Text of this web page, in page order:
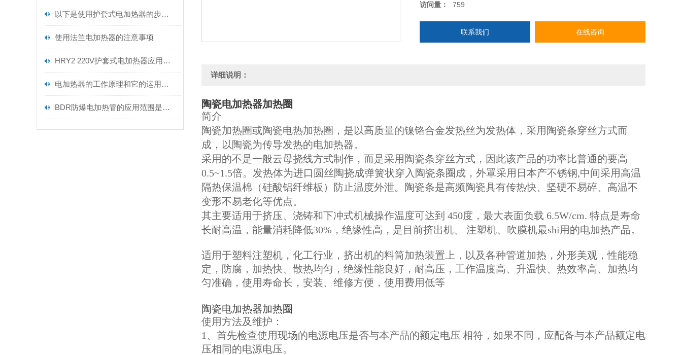
以下是使用护套式电加热器的步骤和注意事项
使用法兰电加热器的注意事项
HRY2 220V护套式电加热器应用解读
电加热器的工作原理和它的运用范围
BDR防爆电加热管的应用范围是尤为广泛的
访问量：
759
联系我们 在线咨询
详细说明：
陶瓷电加热器加热圈
简介
陶瓷加热圈或陶瓷电热加热圈，是以高质量的镍铬合金发热丝为发热体，采用陶瓷条穿丝方式而
成，以陶瓷为传导发热的电加热器。
采用的不是一般云母挠线方式制作，而是采用陶瓷条穿丝方式，因此该产品的功率比普通的要高
0.5~1.5倍。发热体为进口圆丝陶挠成弹簧状穿入陶瓷条圈成，外罩采用日本产不锈钢,中间采用高温
隔热保温棉（硅酸铝纤维板）防止温度外泄。陶瓷条是高频陶瓷具有传热快、坚硬不易碎、高温不
变形不易老化等优点。
其主要适用于挤压、浇铸和下冲式机械操作温度可达到 450度，最大表面负载 6.5W/cm. 特点是寿命
长耐高温，能量消耗降低30%，绝缘性高，是目前挤出机、 注塑机、吹膜机最shi用的电加热产品。
适用于塑料注塑机，化工行业，挤出机的料筒加热装置上，以及各种管道加热，外形美观，性能稳
定，防腐，加热快、散热均匀，绝缘性能良好，耐高压，工作温度高、升温快、热效率高、加热均
匀准确，使用寿命长，安装、维修方便，使用费用低等
陶瓷电加热器加热圈
使用方法及维护：
1、首先检查使用现场的电源电压是否与本产品的额定电压 相符，如果不同，应配备与本产品额定电
压相同的电源电压。